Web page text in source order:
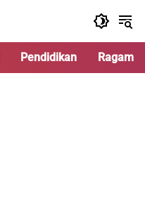
Pendidikan Ragam